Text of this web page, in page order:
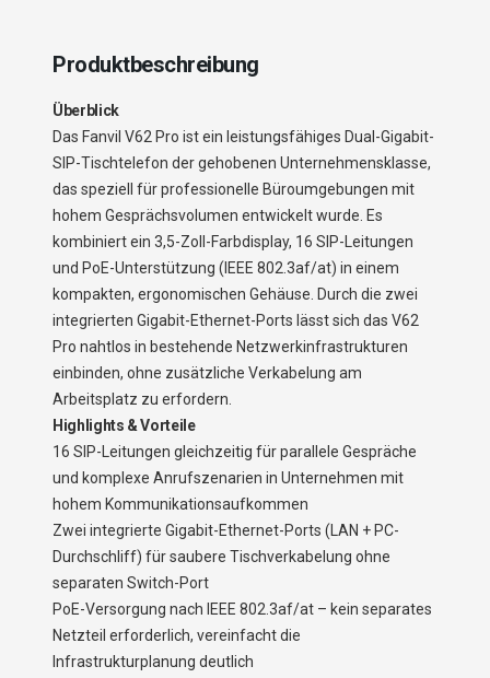
Produktbeschreibung
Überblick
Das Fanvil V62 Pro ist ein leistungsfähiges Dual-Gigabit-
SIP-Tischtelefon der gehobenen Unternehmensklasse,
das speziell für professionelle Büroumgebungen mit
hohem Gesprächsvolumen entwickelt wurde. Es
kombiniert ein 3,5-Zoll-Farbdisplay, 16 SIP-Leitungen
und PoE-Unterstützung (IEEE 802.3af/at) in einem
kompakten, ergonomischen Gehäuse. Durch die zwei
integrierten Gigabit-Ethernet-Ports lässt sich das V62
Pro nahtlos in bestehende Netzwerkinfrastrukturen
einbinden, ohne zusätzliche Verkabelung am
Arbeitsplatz zu erfordern.
Highlights & Vorteile
16 SIP-Leitungen gleichzeitig für parallele Gespräche
und komplexe Anrufszenarien in Unternehmen mit
hohem Kommunikationsaufkommen
Zwei integrierte Gigabit-Ethernet-Ports (LAN + PC-
Durchschliff) für saubere Tischverkabelung ohne
separaten Switch-Port
PoE-Versorgung nach IEEE 802.3af/at – kein separates
Netzteil erforderlich, vereinfacht die
Infrastrukturplanung deutlich